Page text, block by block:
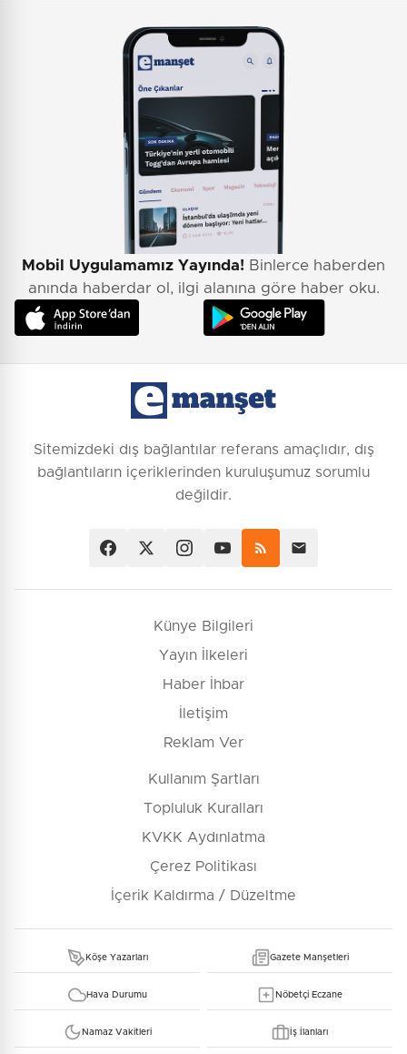
Mobil Uygulamamız Yayında! Binlerce haberden
anında haberdar ol, ilgi alanına göre haber oku.
Sitemizdeki dış bağlantılar referans amaçlıdır, dış
bağlantıların içeriklerinden kuruluşumuz sorumlu
değildir.
Künye Bilgileri
Yayın İlkeleri
Haber İhbar
İletişim
Reklam Ver
Kullanım Şartları
Topluluk Kuralları
KVKK Aydınlatma
Çerez Politikası
İçerik Kaldırma / Düzeltme
Köşe Yazarları Gazete Manşetleri
Hava Durumu Nöbetçi Eczane
Namaz Vakitleri İş İlanları